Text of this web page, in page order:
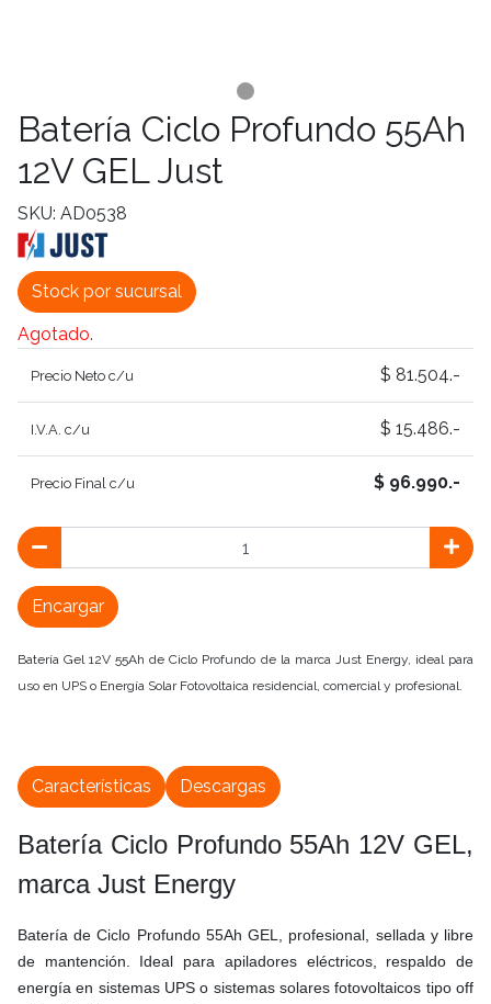
Batería Ciclo Profundo 55Ah
12V GEL Just
SKU: AD0538
Stock por sucursal
Agotado.
Precio Neto c/u $ 81.504.-
I.V.A. c/u $ 15.486.-
Precio Final c/u $ 96.990.-
Encargar
Batería Gel 12V 55Ah de Ciclo Profundo de la marca Just Energy, ideal para
uso en UPS o Energía Solar Fotovoltaica residencial, comercial y profesional.
Batería Ciclo Profundo 55Ah 12V GEL,
marca Just Energy
Batería de Ciclo Profundo 55Ah GEL, profesional, sellada y libre
de mantención. Ideal para apiladores eléctricos, respaldo de
energía en sistemas UPS o sistemas solares fotovoltaicos tipo off
Características Descargas